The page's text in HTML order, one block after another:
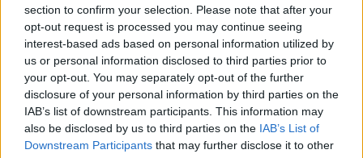
section to confirm your selection. Please note that after your
opt-out request is processed you may continue seeing
interest-based ads based on personal information utilized by
us or personal information disclosed to third parties prior to
your opt-out. You may separately opt-out of the further
disclosure of your personal information by third parties on the
IAB’s list of downstream participants. This information may
also be disclosed by us to third parties on the IAB’s List of
Downstream Participants that may further disclose it to other
Ranking de Cholo Valderrama
Cholo Valderramano está entre los 500 artistas
más apoyados y visitados de esta semana.
¿Apoyar a Cholo Valderrama?
4